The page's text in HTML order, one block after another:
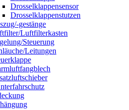
Drosselklappensensor
Drosselklappenstutzen
gestänge
Luftfilterkasten
Steuerung
Leitungen